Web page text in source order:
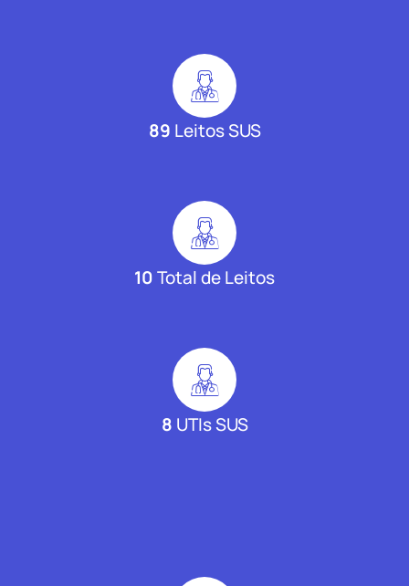
89 Leitos SUS
10Total de Leitos
8 UTIs SUS